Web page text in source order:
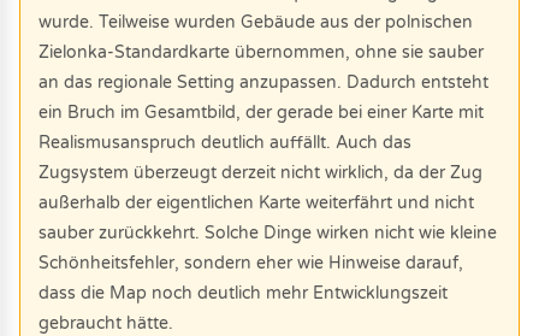
wurde. Teilweise wurden Gebäude aus der polnischen
Zielonka-Standardkarte übernommen, ohne sie sauber
an das regionale Setting anzupassen. Dadurch entsteht
ein Bruch im Gesamtbild, der gerade bei einer Karte mit
Realismusanspruch deutlich auffällt. Auch das
Zugsystem überzeugt derzeit nicht wirklich, da der Zug
außerhalb der eigentlichen Karte weiterfährt und nicht
sauber zurückkehrt. Solche Dinge wirken nicht wie kleine
Schönheitsfehler, sondern eher wie Hinweise darauf,
dass die Map noch deutlich mehr Entwicklungszeit
gebraucht hätte.